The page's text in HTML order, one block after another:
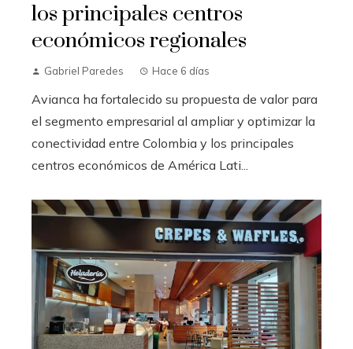
los principales centros
económicos regionales
Gabriel Paredes Hace 6 días
Avianca ha fortalecido su propuesta de valor para
el segmento empresarial al ampliar y optimizar la
conectividad entre Colombia y los principales
centros económicos de América Lati...